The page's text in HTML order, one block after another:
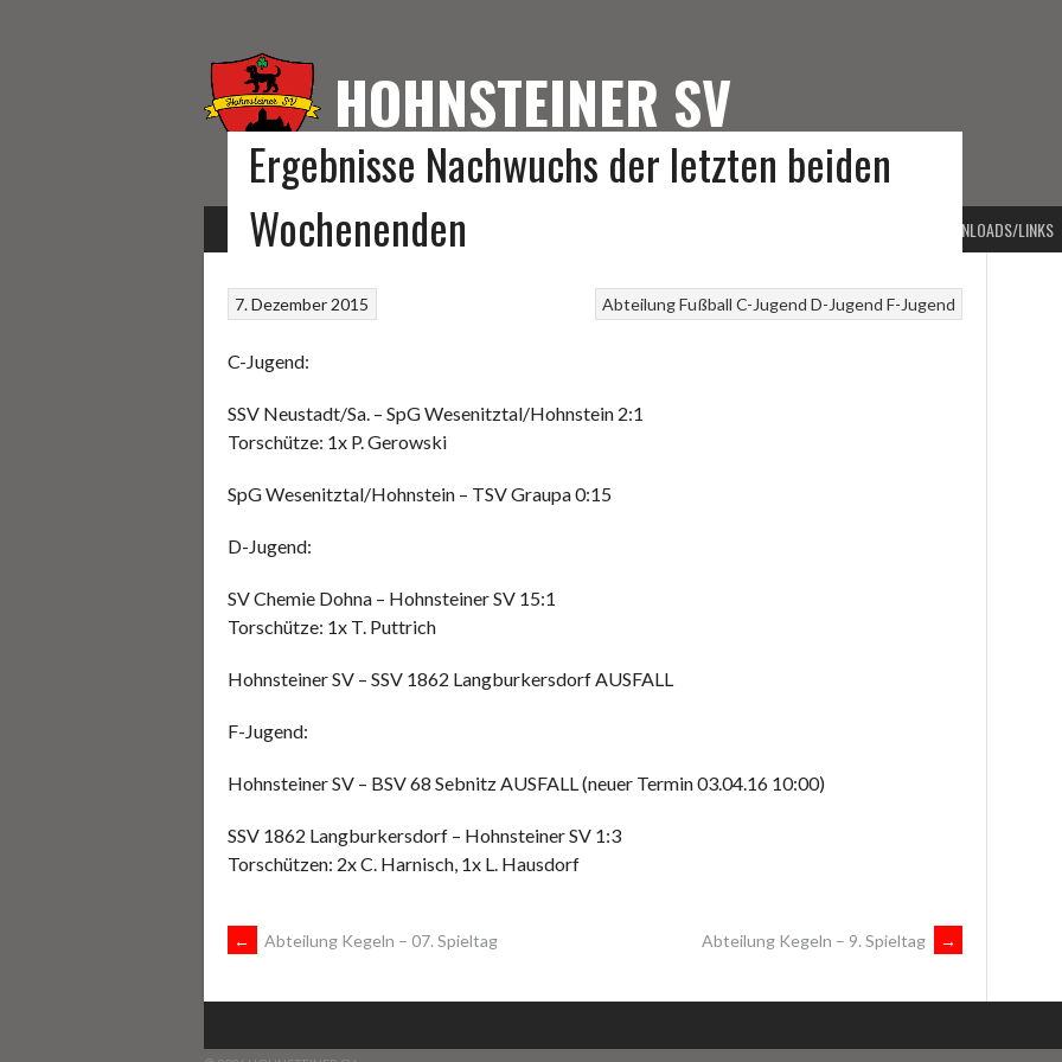
HOHNSTEINER SV
HOMEPAGE DES HOHNSTEINER SV
START FUSSBALL KEGELN SONSTIGE SPORTARTEN DOWNLOADS/LINKS
Ergebnisse Nachwuchs der letzten beiden
Wochenenden
Abteilung Fußball C-Jugend D-Jugend F-Jugend
7. Dezember 2015
C-Jugend:
SSV Neustadt/Sa. – SpG Wesenitztal/Hohnstein 2:1
Torschütze: 1x P. Gerowski
SpG Wesenitztal/Hohnstein – TSV Graupa 0:15
D-Jugend:
SV Chemie Dohna – Hohnsteiner SV 15:1
Torschütze: 1x T. Puttrich
Hohnsteiner SV – SSV 1862 Langburkersdorf AUSFALL
F-Jugend:
Hohnsteiner SV – BSV 68 Sebnitz AUSFALL (neuer Termin 03.04.16 10:00)
SSV 1862 Langburkersdorf – Hohnsteiner SV 1:3
Torschützen: 2x C. Harnisch, 1x L. Hausdorf
ARTIKEL-
NAVIGATION
← Abteilung Kegeln – 07. Spieltag Abteilung Kegeln – 9. Spieltag →